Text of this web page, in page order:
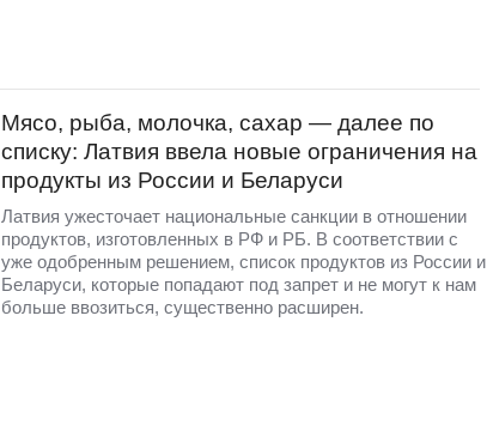
Мясо, рыба, молочка, сахар — далее по
списку: Латвия ввела новые ограничения на
продукты из России и Беларуси
Латвия ужесточает национальные санкции в отношении
продуктов, изготовленных в РФ и РБ. В соответствии с
уже одобренным решением, список продуктов из России и
Беларуси, которые попадают под запрет и не могут к нам
больше ввозиться, существенно расширен.